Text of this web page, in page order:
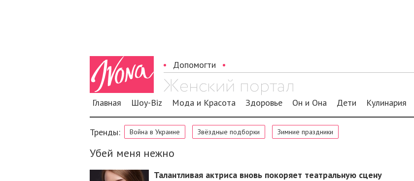
Допомогти
Главная Шоу-Biz Мода и Красота Здоровье Он и Она Дети Кулинария
Тренды: Война в Украине Звёздные подборки Зимние праздники
Убей меня нежно
Талантливая актриса вновь покоряет театральную сцену